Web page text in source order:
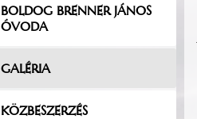
BOLDOG BRENNER JÁNOS
ÓVODA
GALÉRIA
KÖZBESZERZÉS